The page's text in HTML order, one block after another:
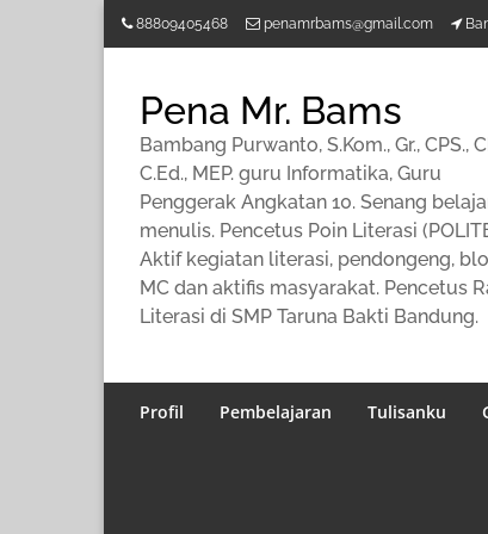
88809405468 penamrbams@gmail.com
Pena Mr. Bams
Bambang Purwanto, S.Kom., Gr., CPS.,
C.Ed., MEP. guru Informatika, Guru
Penggerak Angkatan 10. Senang
menulis. Pencetus Poin Literasi
Aktif kegiatan literasi, pendongeng,
MC dan aktifis masyarakat. Pencetus
Literasi di SMP Taruna Bakti Bandung.
Profil Pembelajaran Tulisanku